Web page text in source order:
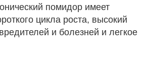
помидор имеет
цикла роста, высокий
и болезней и легкое